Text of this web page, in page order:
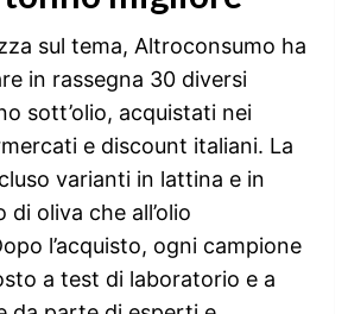
sul tema, Altroconsumo ha
in rassegna 30 diversi
sott’olio, acquistati nei
e discount italiani. La
varianti in lattina e in
di oliva che all’olio
l’acquisto, ogni campione
a test di laboratorio e a